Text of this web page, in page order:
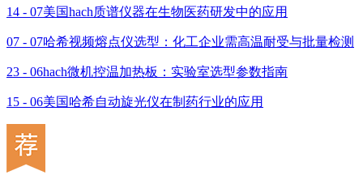
14 - 07美国hach质谱仪器在生物医药研发中的应用
07 - 07哈希视频熔点仪选型：化工企业需高温耐受与批量检测
23 - 06hach微机控温加热板：实验室选型参数指南
15 - 06美国哈希自动旋光仪在制药行业的应用